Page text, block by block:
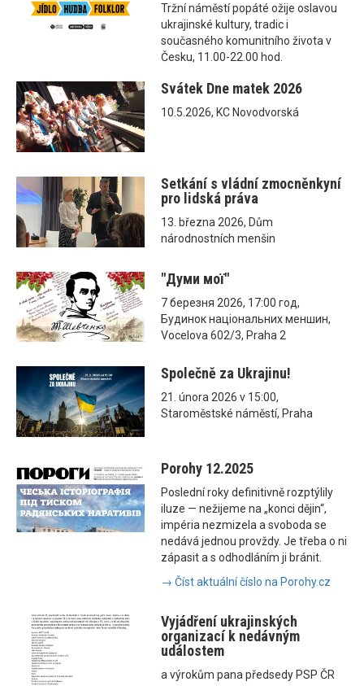
Tržní náměstí popáté ožije oslavou
ukrajinské kultury, tradic i
současného komunitního života v
Česku, 11.00-22.00 hod.
Svátek Dne matek 2026
10.5.2026, KC Novodvorská
Setkání s vládní zmocněnkyní
pro lidská práva
13. března 2026, Dům
národnostních menšin
"Думи мої"
7 березня 2026, 17:00 год,
Будинок національних меншин,
Vocelova 602/3, Praha 2
Společně za Ukrajinu!
21. února 2026 v 15:00,
Staroměstské náměstí, Praha
Porohy 12.2025
Poslední roky definitivně rozptýlily
iluze — nežijeme na „konci dějin“,
impéria nezmizela a svoboda se
nedává jednou provždy. Je třeba o ni
zápasit a s odhodláním ji bránit.
→ Číst aktuální číslo na Porohy.cz
Vyjádření ukrajinských
organizací k nedávným
událostem
a výrokům pana předsedy PSP ČR